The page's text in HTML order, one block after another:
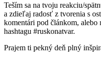
Teším sa na tvoju reakciu/
a zdieľaj radosť z tvorenia s
komentári pod článkom, alebo
hashtagu #ruskonatvar.
Prajem ti pekný deň plný